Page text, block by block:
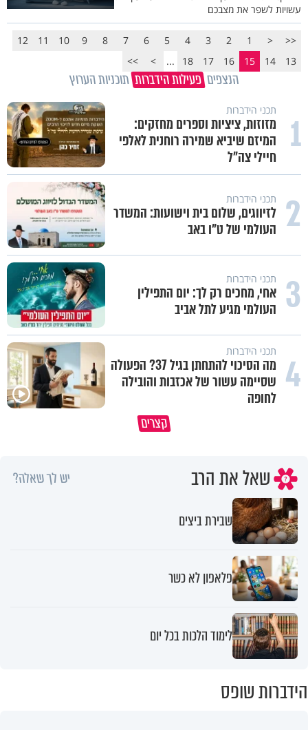
עשויות לשפר את מצבכם
<<
<
1
2
3
4
5
6
7
8
9
10
11
12
13
14
15
16
17
18
...
>
>>
הנצפים פעילות הידברות תוכניות הערוץ
1 תכני הידברות
מזוזות, ציציות וספרים מחזקים:
המיזם שיביא שמירה רוחנית לאלפי
חיילי צה"ל
2 תכני הידברות
לזיווגים, שלום בית וישועות: המשדר
העולמי של ט"ו באב
3 תכני הידברות
אחי, מחכים רק לך: יום התפילין
העולמי מגיע לתל אביב
4 תכני הידברות
מה הסיכוי להתחתן בגיל 37? הפעולה
שסיימה עשור של אכזבות והובילה
לחופה
קצרים
השכבה הקפואה ששומרת עלינו
שאל את הרב יש לך שאלה?
שבירת ביצים
פלאפון לא כשר
לימוד הלכות בכל יום
הידברות שופס